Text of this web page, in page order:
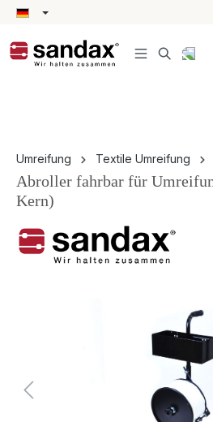
springen
Umreifung Textile Umreifung
Abroller fahrbar für
Kern)